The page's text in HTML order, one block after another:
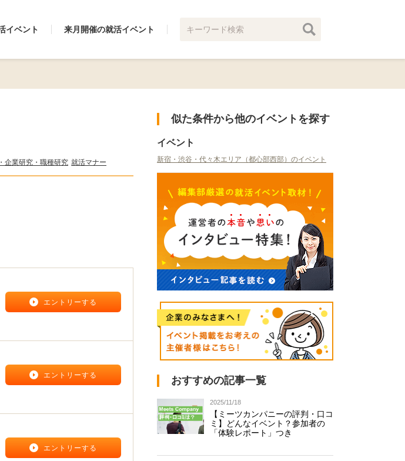
イベント 来月開催の就活イベント
企業研究・職種研究 就活マナー
エントリーする
エントリーする
エントリーする
似た条件から他のイベントを探す
イベント
新宿・渋谷・代々木エリア（都心部西部）のイベント
おすすめの記事一覧
2025/11/18
【ミーツカンパニーの評判・口コ
ミ】どんなイベント？参加者の
「体験レポート」つき